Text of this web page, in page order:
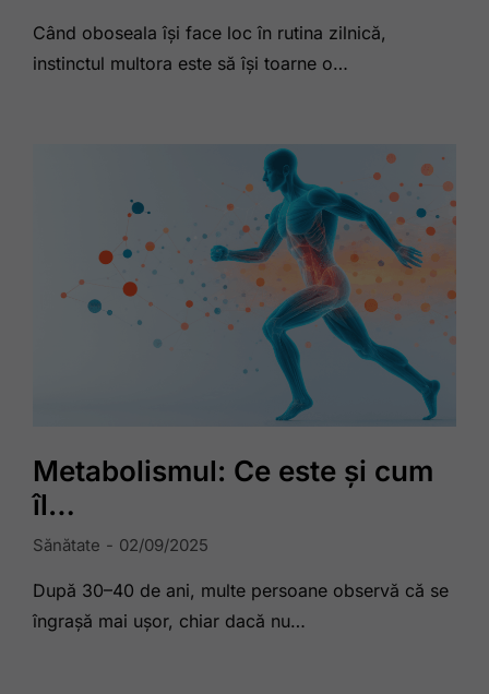
Când oboseala își face loc în rutina zilnică,
instinctul multora este să își toarne o…
Metabolismul: Ce este și cum
îl…
Sănătate 02/09/2025
După 30–40 de ani, multe persoane observă că se
îngrașă mai ușor, chiar dacă nu…